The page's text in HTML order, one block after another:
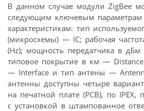
В данном случае модули ZigBee
следующим ключевым
характеристикам: тип
(микросхемы) — IC; рабочая
(Hz); мощность передатчика в
типовое покрытие в км —
— Interface и тип антены —
антенны доступны четыре
на печатной плате (PCB), по IPEX,
с установкой в штампованное